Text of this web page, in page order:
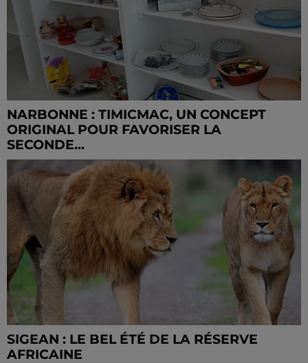
NARBONNE : TIMICMAC, UN CONCEPT
ORIGINAL POUR FAVORISER LA
SECONDE...
SIGEAN : LE BEL ÉTÉ DE LA RÉSERVE
AFRICAINE